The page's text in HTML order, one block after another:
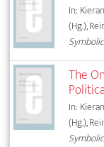
In:
(Hg.),
Symbolic
The
In:
(Hg.),
Symbolic